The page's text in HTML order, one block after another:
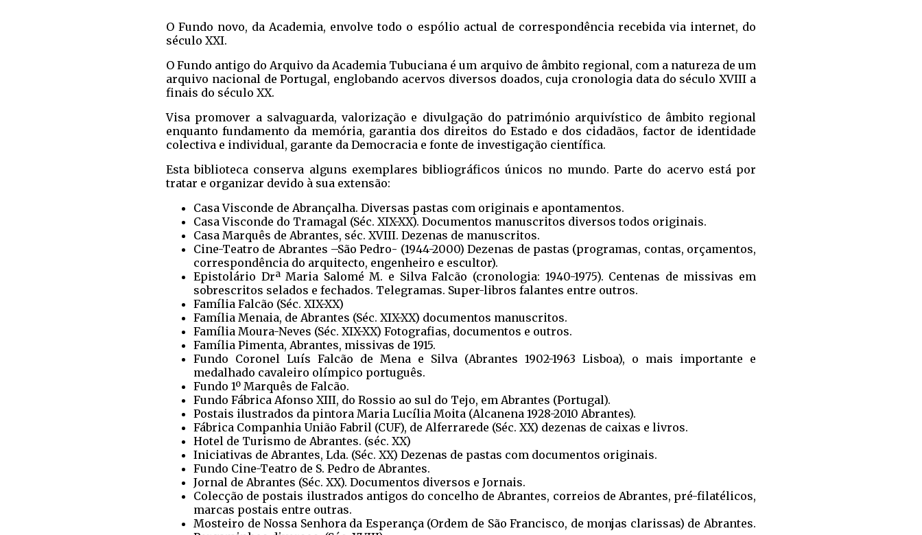
O Fundo novo, da Academia, envolve todo o espólio actual de correspondência recebida via internet, do
século XXI.
O Fundo antigo do Arquivo da Academia Tubuciana é um arquivo de âmbito regional, com a natureza de um
arquivo nacional de Portugal, englobando acervos diversos doados, cuja cronologia data do século XVIII a
finais do século XX.
Visa promover a salvaguarda, valorização e divulgação do património arquivístico de âmbito regional
enquanto fundamento da memória, garantia dos direitos do Estado e dos cidadãos, factor de identidade
colectiva e individual, garante da Democracia e fonte de investigação científica.
Esta biblioteca conserva alguns exemplares bibliográficos únicos no mundo. Parte do acervo está por
tratar e organizar devido à sua extensão:
Casa Visconde de Abrançalha. Diversas pastas com originais e apontamentos.
Casa Visconde do Tramagal (Séc. XIX-XX). Documentos manuscritos diversos todos originais.
Casa Marquês de Abrantes, séc. XVIII. Dezenas de manuscritos.
Cine-Teatro de Abrantes –São Pedro- (1944-2000) Dezenas de pastas (programas, contas, orçamentos,
correspondência do arquitecto, engenheiro e escultor).
Epistolário Drª Maria Salomé M. e Silva Falcão (cronologia: 1940-1975). Centenas de missivas em
sobrescritos selados e fechados. Telegramas. Super-libros falantes entre outros.
Família Falcão (Séc. XIX-XX)
Família Menaia, de Abrantes (Séc. XIX-XX) documentos manuscritos.
Família Moura-Neves (Séc. XIX-XX) Fotografias, documentos e outros.
Família Pimenta, Abrantes, missivas de 1915.
Fundo Coronel Luís Falcão de Mena e Silva (Abrantes 1902-1963 Lisboa), o mais importante e
medalhado cavaleiro olímpico português.
Fundo 1º Marquês de Falcão.
Fundo Fábrica Afonso XIII, do Rossio ao sul do Tejo, em Abrantes (Portugal).
Postais ilustrados da pintora Maria Lucília Moita (Alcanena 1928-2010 Abrantes).
Fábrica Companhia União Fabril (CUF), de Alferrarede (Séc. XX) dezenas de caixas e livros.
Hotel de Turismo de Abrantes. (séc. XX)
Iniciativas de Abrantes, Lda. (Séc. XX) Dezenas de pastas com documentos originais.
Fundo Cine-Teatro de S. Pedro de Abrantes.
Jornal de Abrantes (Séc. XX). Documentos diversos e Jornais.
Colecção de postais ilustrados antigos do concelho de Abrantes, correios de Abrantes, pré-filatélicos,
marcas postais entre outras.
Mosteiro de Nossa Senhora da Esperança (Ordem de São Francisco, de monjas clarissas) de Abrantes.